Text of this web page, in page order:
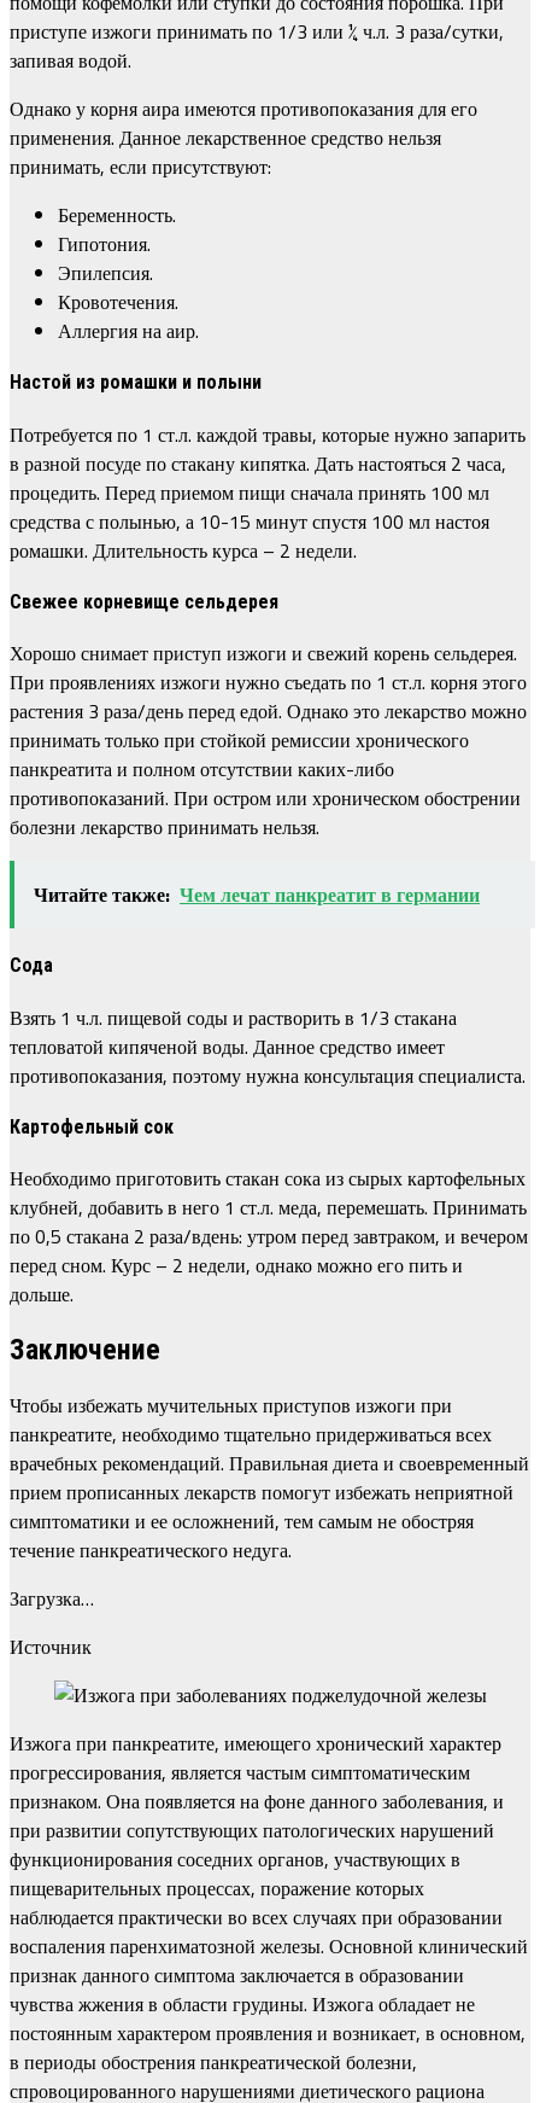
приступе изжоги принимать по 1/3 или ¼ ч.л. 3 раза/сутки,
запивая водой.
Однако у корня аира имеются противопоказания для его
применения. Данное лекарственное средство нельзя
принимать, если присутствуют:
Беременность.
Гипотония.
Эпилепсия.
Кровотечения.
Аллергия на аир.
Настой из ромашки и полыни
Потребуется по 1 ст.л. каждой травы, которые нужно запарить
в разной посуде по стакану кипятка. Дать настояться 2 часа,
процедить. Перед приемом пищи сначала принять 100 мл
средства с полынью, а 10-15 минут спустя 100 мл настоя
ромашки. Длительность курса – 2 недели.
Свежее корневище сельдерея
Хорошо снимает приступ изжоги и свежий корень сельдерея.
При проявлениях изжоги нужно съедать по 1 ст.л. корня этого
растения 3 раза/день перед едой. Однако это лекарство можно
принимать только при стойкой ремиссии хронического
панкреатита и полном отсутствии каких-либо
противопоказаний. При остром или хроническом обострении
болезни лекарство принимать нельзя.
Читайте также: Чем лечат панкреатит в германии
Сода
Взять 1 ч.л. пищевой соды и растворить в 1/3 стакана
тепловатой кипяченой воды. Данное средство имеет
противопоказания, поэтому нужна консультация специалиста.
Картофельный сок
Необходимо приготовить стакан сока из сырых картофельных
клубней, добавить в него 1 ст.л. меда, перемешать. Принимать
по 0,5 стакана 2 раза/вдень: утром перед завтраком, и вечером
перед сном. Курс – 2 недели, однако можно его пить и
дольше.
Заключение
Чтобы избежать мучительных приступов изжоги при
панкреатите, необходимо тщательно придерживаться всех
врачебных рекомендаций. Правильная диета и своевременный
прием прописанных лекарств помогут избежать неприятной
симптоматики и ее осложнений, тем самым не обостряя
течение панкреатического недуга.
Загрузка…
Источник
Изжога при панкреатите, имеющего хронический характер
прогрессирования, является частым симптоматическим
признаком. Она появляется на фоне данного заболевания, и
при развитии сопутствующих патологических нарушений
функционирования соседних органов, участвующих в
пищеварительных процессах, поражение которых
наблюдается практически во всех случаях при образовании
воспаления паренхиматозной железы. Основной клинический
признак данного симптома заключается в образовании
чувства жжения в области грудины. Изжога обладает не
постоянным характером проявления и возникает, в основном,
в периоды обострения панкреатической болезни,
спровоцированного нарушениями диетического рациона